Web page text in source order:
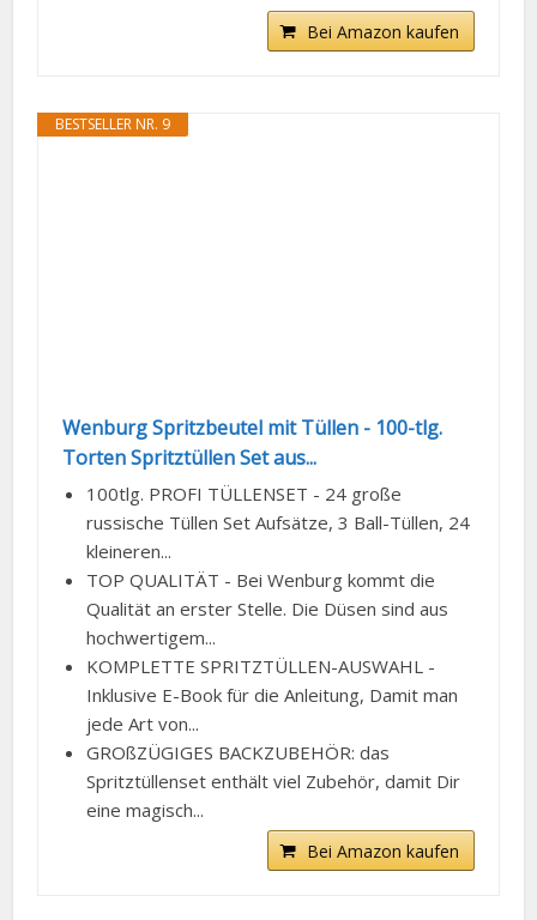
Bei Amazon kaufen
BESTSELLER NR. 9
Wenburg Spritzbeutel mit Tüllen - 100-tlg.
Torten Spritztüllen Set aus...
100tlg. PROFI TÜLLENSET - 24 große
russische Tüllen Set Aufsätze, 3 Ball-Tüllen, 24
kleineren...
TOP QUALITÄT - Bei Wenburg kommt die
Qualität an erster Stelle. Die Düsen sind aus
hochwertigem...
KOMPLETTE SPRITZTÜLLEN-AUSWAHL -
Inklusive E-Book für die Anleitung, Damit man
jede Art von...
GROßZÜGIGES BACKZUBEHÖR: das
Spritztüllenset enthält viel Zubehör, damit Dir
eine magisch...
Bei Amazon kaufen